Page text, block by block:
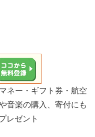
ネー・ギフト券・航空
音楽の購入、寄付にも
レゼント